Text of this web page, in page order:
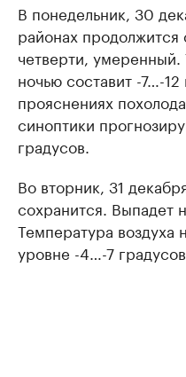
В понедельник, 30
районах продолжится
четверти, умеренный.
ночью составит -7…-
прояснениях
синоптики
градусов.
Во вторник, 31
сохранится. Выпадет
Температура воздуха
уровне -4…-7